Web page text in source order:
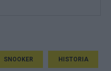
SNOOKER HISTORIA